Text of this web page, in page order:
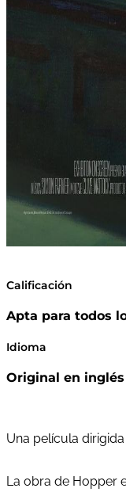
Calificación
Apta para todos
Idioma
Original en
Una película
La obra de Hopper